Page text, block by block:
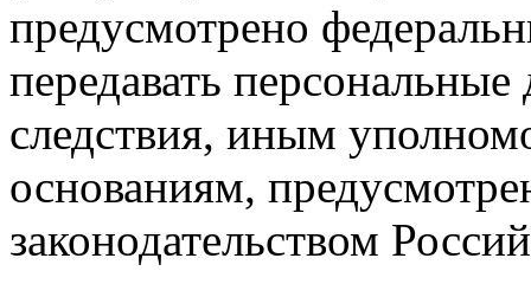
предусмотрено
передавать
следствия, иным
основаниям,
законодательством